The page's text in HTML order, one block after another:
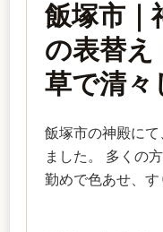
飯塚市｜
の表替え
草で清々
飯塚市の神殿に
ました。 多くの
勤めで色あせ、